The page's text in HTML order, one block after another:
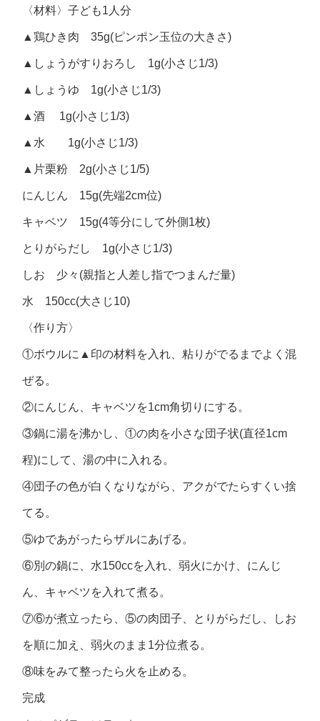
〈材料〉子ども1人分
▲鶏ひき肉 35g(ピンポン玉位の大きさ)
▲しょうがすりおろし 1g(小さじ1/3)
▲しょうゆ 1g(小さじ1/3)
▲酒 1g(小さじ1/3)
▲水 1g(小さじ1/3)
▲片栗粉 2g(小さじ1/5)
にんじん 15g(先端2cm位)
キャベツ 15g(4等分にして外側1枚)
とりがらだし 1g(小さじ1/3)
しお 少々(親指と人差し指でつまんだ量)
水 150cc(大さじ10)
〈作り方〉
①ボウルに▲印の材料を入れ、粘りがでるまでよく混
ぜる。
②にんじん、キャベツを1cm角切りにする。
③鍋に湯を沸かし、①の肉を小さな団子状(直径1cm
程)にして、湯の中に入れる。
④団子の色が白くなりながら、アクがでたらすくい捨
てる。
⑤ゆであがったらザルにあげる。
⑥別の鍋に、水150ccを入れ、弱火にかけ、にんじ
ん、キャベツを入れて煮る。
⑦⑥が煮立ったら、⑤の肉団子、とりがらだし、しお
を順に加え、弱火のまま1分位煮る。
⑧味をみて整ったら火を止める。
完成